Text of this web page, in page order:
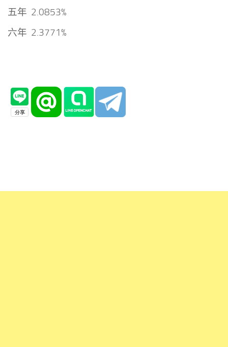
五年 2.0853%
六年 2.3771%